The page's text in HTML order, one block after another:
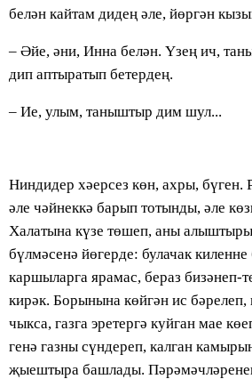
белән кайтам дидең әле, йөргән
– Әйе, әни, Инна белән. Үзең ич,
дип аптыратып бетердең.
– Ие, улым, таныштыр дим шул...
Ниндидер хәерсез көн, ахры, бүген.
әле чәйнеккә барып тотынды, әле
Халатына күзе төшеп, аны
бүлмәсенә йөгерде: булачак
каршыларга ярамас, бераз бизәнеп-
кирәк. Борынына көйгән ис бәрелеп,
чыкса, газга эретергә куйган мае
генә газны сүндереп, калган
җыештыра башлады.